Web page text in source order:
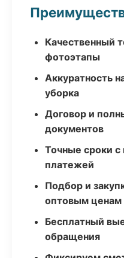
Качественный
фотоэтапы
Аккуратность
уборка
Договор и
документов
Точные сроки с
платежей
Подбор и
оптовым ценам
Бесплатный
обращения